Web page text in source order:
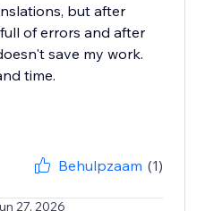
but after
of errors and after
save my work.
time.
Behulpzaam (1)
27, 2026